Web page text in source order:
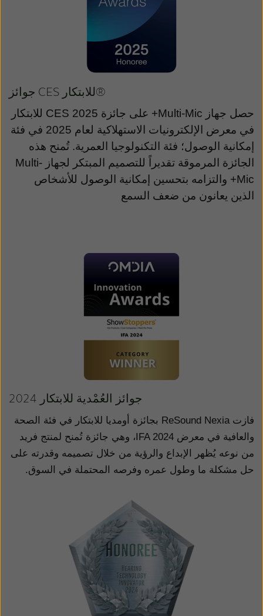
جوائز CES للابتكار®
حصل جهاز Multi-Mic+ على جائزة CES 2025 للابتكار
في معرض الإلكترونيات الاستهلاكية لعام 2025 في فئة
إمكانية الوصول؛ فئة التكنولوجيا العمرية. تُمنح هذه
الجائزة المرموقة تقديراً للتصميم المبتكر لجهاز Multi-
Mic+ والتزامه بتحسين إمكانية الوصول للأشخاص
الذين يعانون من ضعف السمع
جوائز العُمْدية للابتكار 2024
فازتReSound Nexia بجائزة أومديا للابتكار في فئة الصحة
والعافية في معرض IFA 2024، وهي جائزة تُمنح لمنتج فريد
من نوعه يُظهر الإبداع والرؤية من خلال تصميمه وقدرته على
حل مشكلة ما وطول عمره وفرصه المحتملة في السوق.